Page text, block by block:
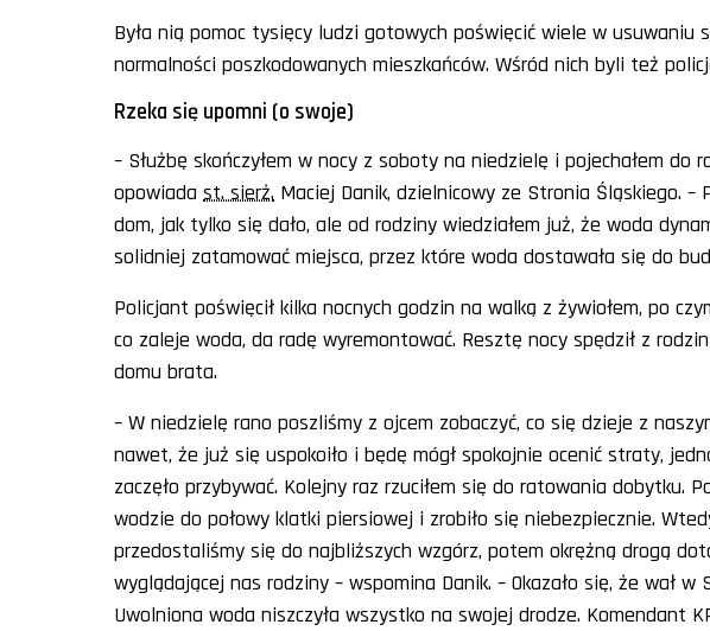
Była nią pomoc tysięcy ludzi gotowych poświęcić wiele w usuwaniu
normalności poszkodowanych mieszkańców. Wśród nich byli też
Rzeka się upomni (o swoje)
– Służbę skończyłem w nocy z soboty na niedzielę i pojechałem do
opowiada st. sierż. Maciej Danik, dzielnicowy ze Stronia Śląskiego. –
dom, jak tylko się dało, ale od rodziny wiedziałem już, że woda
solidniej zatamować miejsca, przez które woda dostawała się do
Policjant poświęcił kilka nocnych godzin na walką z żywiołem, po
co zaleje woda, da radę wyremontować. Resztę nocy spędził z
domu brata.
– W niedzielę rano poszliśmy z ojcem zobaczyć, co się dzieje z
nawet, że już się uspokoiło i będę mógł spokojnie ocenić straty,
zaczęło przybywać. Kolejny raz rzuciłem się do ratowania dobytku.
wodzie do połowy klatki piersiowej i zrobiło się niebezpiecznie.
przedostaliśmy się do najbliższych wzgórz, potem okrężną drogą
wyglądającej nas rodziny – wspomina Danik. – Okazało się, że wał
Uwolniona woda niszczyła wszystko na swojej drodze. Komendant